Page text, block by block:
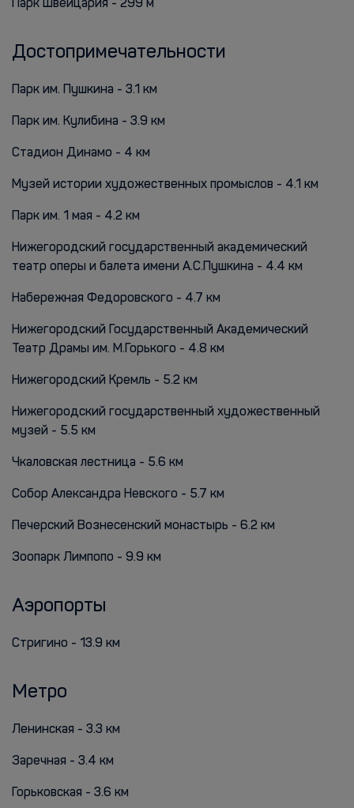
Парк Швейцария - 299 м
Достопримечательности
Парк им. Пушкина - 3.1 км
Парк им. Кулибина - 3.9 км
Стадион Динамо - 4 км
Музей истории художественных промыслов - 4.1 км
Парк им. 1 мая - 4.2 км
Нижегородский государственный академический
театр оперы и балета имени А.С.Пушкина - 4.4 км
Набережная Федоровского - 4.7 км
Нижегородский Государственный Академический
Театр Драмы им. М.Горького - 4.8 км
Нижегородский Кремль - 5.2 км
Нижегородский государственный художественный
музей - 5.5 км
Чкаловская лестница - 5.6 км
Собор Александра Невского - 5.7 км
Печерский Вознесенский монастырь - 6.2 км
Зоопарк Лимпопо - 9.9 км
Аэропорты
Стригино - 13.9 км
Метро
Ленинская - 3.3 км
Заречная - 3.4 км
Горьковская - 3.6 км